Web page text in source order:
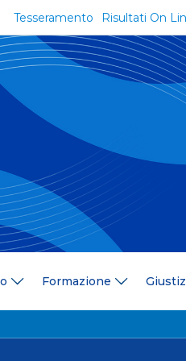
Risultati On
Tesseramento
Formazione
Delibere